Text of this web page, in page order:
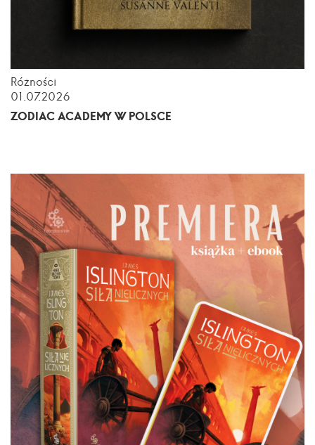
Różności
01.07.2026
ZODIAC ACADEMY W POLSCE